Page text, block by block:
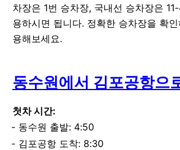
차장은 1번 승차장, 국내선 승차장은
용하시면 됩니다. 정확한 승차장을 확
용해보세요.
동수원에서 김포공항으
첫차 시간:
동수원 출발: 4:50
김포공항 도착: 8:30